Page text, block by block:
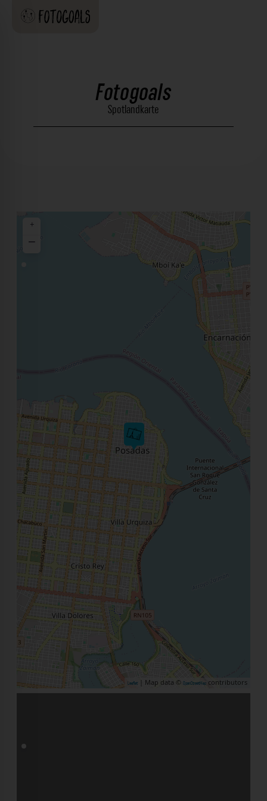
Fotogoals
Spotlandkarte
+
−
Leaflet | Map data © OpenStreetMap contributors